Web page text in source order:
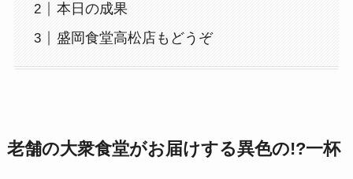
本日の成果
盛岡食堂高松店もどうぞ
老舗の大衆食堂がお届けする異色の!?一杯